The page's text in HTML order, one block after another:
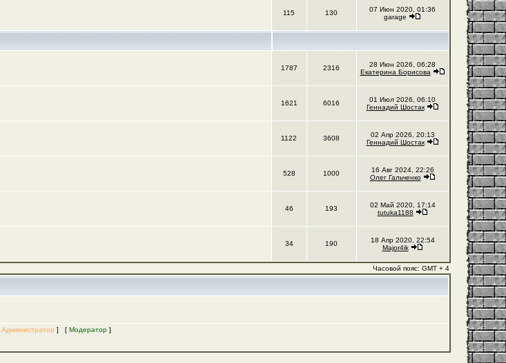
115 130
07 Июн 2020, 01:36
garage
1787 2316
28 Июн 2026, 06:28
Екатерина Борисова
1621 6016
01 Июл 2026, 06:10
Геннадий Шостак
1122 3608
02 Апр 2026, 20:13
Геннадий Шостак
528 1000
16 Авг 2024, 22:26
Олег Гальченко
46 193
02 Май 2020, 17:14
tutuka1188
34 190
18 Апр 2020, 22:54
Major4ik
Часовой пояс: GMT + 4
Администратор ] [ Модератор]